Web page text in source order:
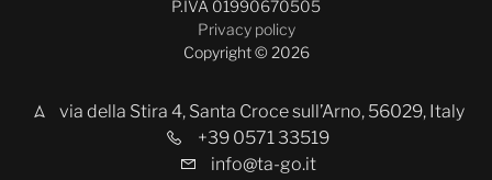
P.IVA 01990670505
Privacy policy
Copyright © 2026
via della Stira 4, Santa Croce sull’Arno, 56029, Italy
+39 0571 33519
info@ta-go.it